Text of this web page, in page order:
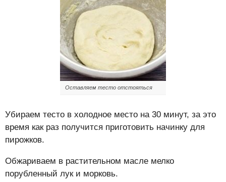
Оставляем тесто отстояться
Убираем тесто в холодное место на 30 минут, за это
время как раз получится приготовить начинку для
пирожков.
Обжариваем в растительном масле мелко
порубленный лук и морковь.